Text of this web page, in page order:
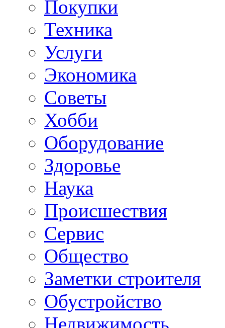
Покупки
Техника
Услуги
Экономика
Советы
Хобби
Oборудование
Здоровье
Наука
Происшествия
Сервис
Общество
Заметки строителя
Обустройство
Недвижимость